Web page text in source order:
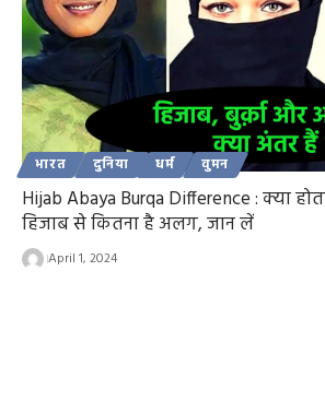
भारत दुनिया धर्म वुमन
Hijab Abaya Burqa Difference : क्या
हिजाब से कितना है अलग, जान लें
April 1, 2024